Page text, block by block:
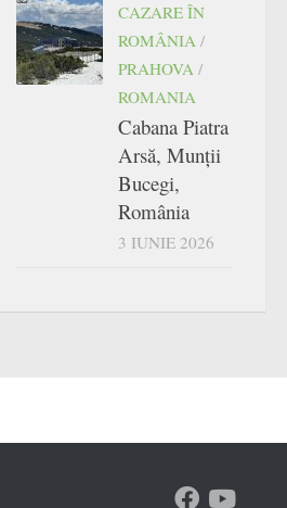
CAZARE ÎN
ROMÂNIA /
PRAHOVA /
ROMANIA
Cabana Piatra
Arsă, Munții
Bucegi,
România
3 IUNIE 2026